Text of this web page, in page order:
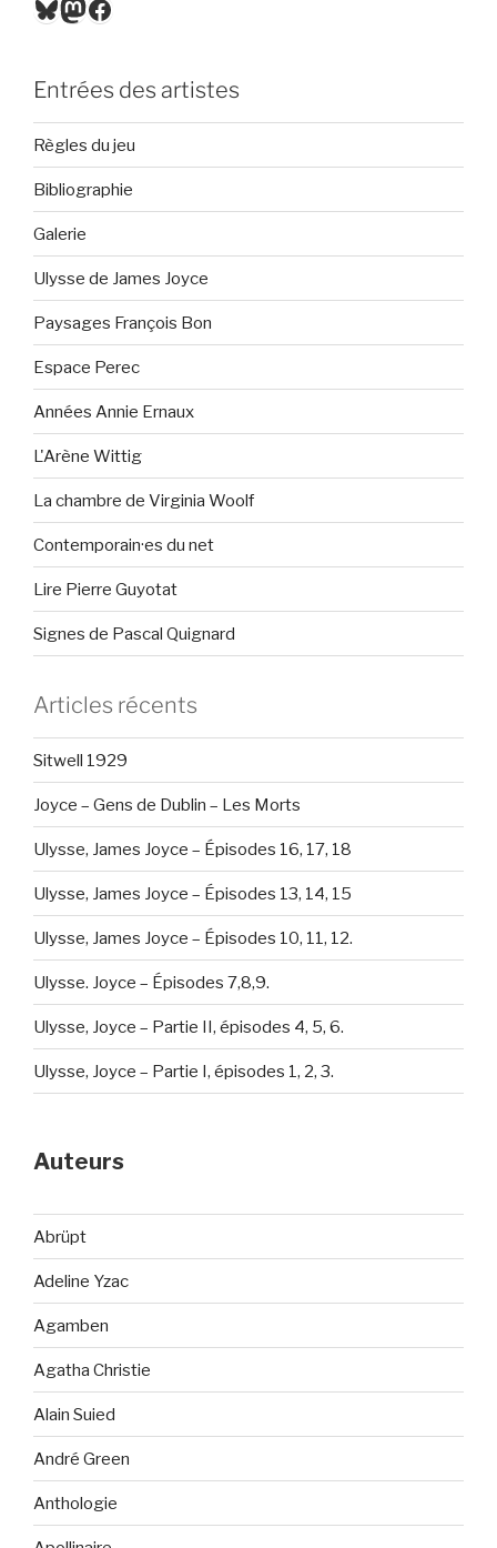
Bluesky
Mastodon
Facebook
Entrées des artistes
Règles du jeu
Bibliographie
Galerie
Ulysse de James Joyce
Paysages François Bon
Espace Perec
Années Annie Ernaux
L'Arène Wittig
La chambre de Virginia Woolf
Contemporain·es du net
Lire Pierre Guyotat
Signes de Pascal Quignard
Articles récents
Sitwell 1929
Joyce – Gens de Dublin – Les Morts
Ulysse, James Joyce – Épisodes 16, 17, 18
Ulysse, James Joyce – Épisodes 13, 14, 15
Ulysse, James Joyce – Épisodes 10, 11, 12.
Ulysse. Joyce – Épisodes 7,8,9.
Ulysse, Joyce – Partie II, épisodes 4, 5, 6.
Ulysse, Joyce – Partie I, épisodes 1, 2, 3.
Auteurs
Abrüpt
Adeline Yzac
Agamben
Agatha Christie
Alain Suied
André Green
Anthologie